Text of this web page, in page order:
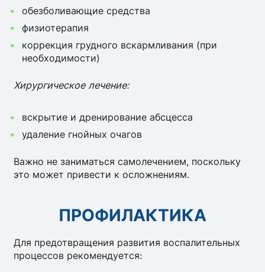
обезболивающие средства
физиотерапия
коррекция грудного вскармливания (при
необходимости)
Хирургическое лечение:
вскрытие и дренирование абсцесса
удаление гнойных очагов
Важно не заниматься самолечением, поскольку
это может привести к осложнениям.
ПРОФИЛАКТИКА
Для предотвращения развития воспалительных
процессов рекомендуется: